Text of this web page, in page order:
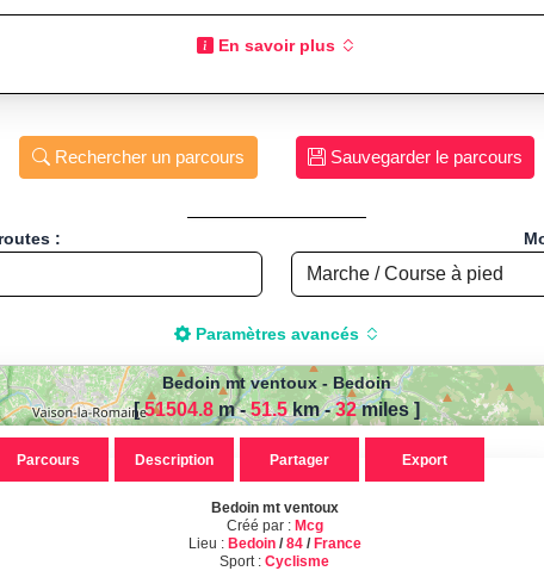
En savoir plus
Rechercher un parcours Sauvegarder le parcours
:
Paramètres avancés
calculer la distance de
pied, Vélo, Cyclisme, VTT,
mt ventoux, créé par Mcg,
Bedoin mt ventoux-Bedoin
[51504.8m -51.5km-32miles]
Bedoin mt ventoux
Créé par : Mcg
Lieu : Bedoin/84/ France
Sport :Cyclisme
Parcours Description Partager Export